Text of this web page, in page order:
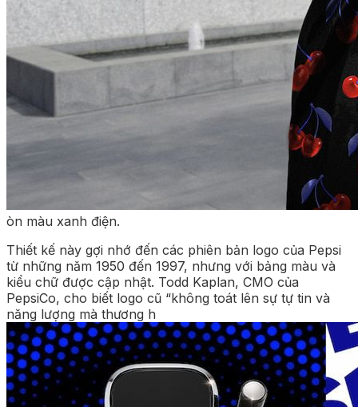
òn màu xanh điện.
Thiết kế này gợi nhớ đến các phiên bản logo của Pepsi
từ những năm 1950 đến 1997, nhưng với bảng màu và
kiểu chữ được cập nhật. Todd Kaplan, CMO của
PepsiCo, cho biết logo cũ “không toát lên sự tự tin và
năng lượng mà thương h